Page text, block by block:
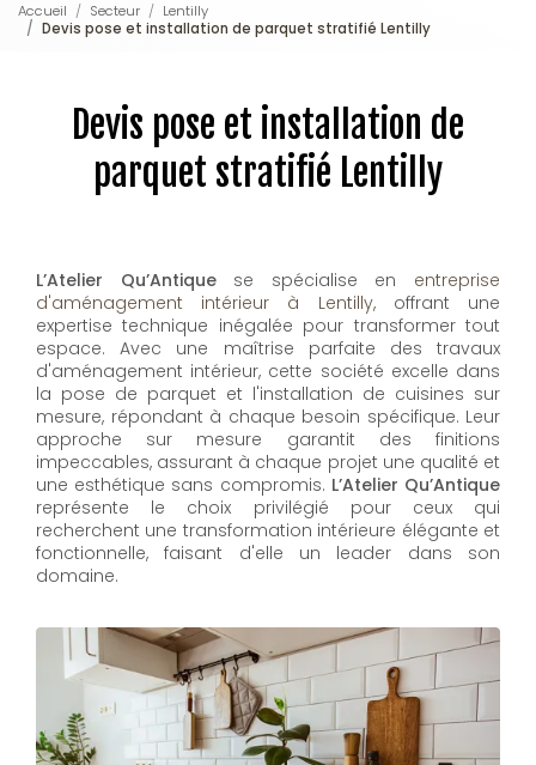
Accueil Secteur
Lentilly
Devis pose et installation de parquet stratifié Lentilly
Devis pose et installation de
parquet stratifié Lentilly
L’Atelier Qu’Antiquese spécialise en entreprise
d'aménagement intérieur à Lentilly, offrant une
expertise technique inégalée pour transformer tout
espace. Avec une maîtrise parfaite des travaux
d'aménagement intérieur, cette société excelle dans
la pose de parquet et l'installation de cuisines sur
mesure, répondant à chaque besoin spécifique. Leur
approche sur mesure garantit des finitions
impeccables, assurant à chaque projet une qualité et
une esthétique sans compromis. L’Atelier Qu’Antique
représente le choix privilégié pour ceux qui
recherchent une transformation intérieure élégante et
fonctionnelle, faisant d'elle un leader dans son
domaine.